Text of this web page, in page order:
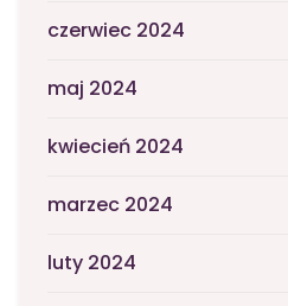
czerwiec 2024
maj 2024
kwiecień 2024
marzec 2024
luty 2024